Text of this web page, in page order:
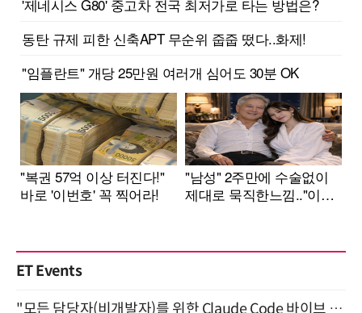
ET Events
"모든 담당자(비개발자)를 위한 Claude Code 바이브 코딩 2-day 부트캠프" 9월 16~17일 개최